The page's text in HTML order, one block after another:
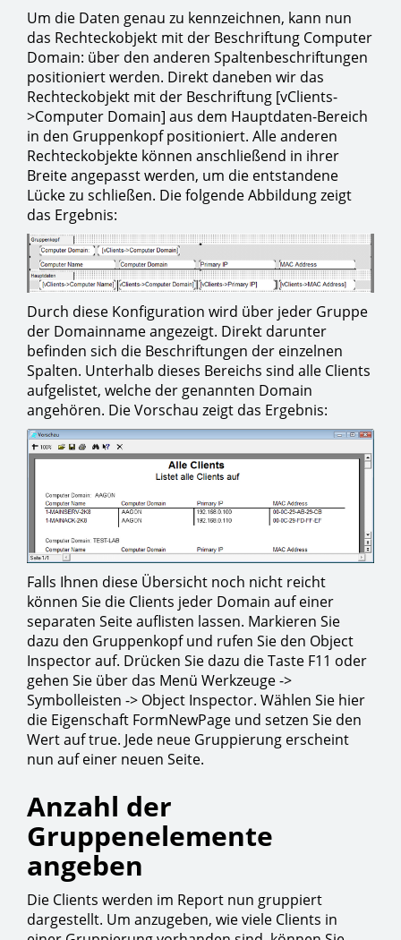
Um die Daten genau zu kennzeichnen, kann nun
das Rechteckobjekt mit der Beschriftung Computer
Domain: über den anderen Spaltenbeschriftungen
positioniert werden. Direkt daneben wir das
Rechteckobjekt mit der Beschriftung [vClients-
>Computer Domain] aus dem Hauptdaten-Bereich
in den Gruppenkopf positioniert. Alle anderen
Rechteckobjekte können anschließend in ihrer
Breite angepasst werden, um die entstandene
Lücke zu schließen. Die folgende Abbildung zeigt
das Ergebnis:
Durch diese Konfiguration wird über jeder Gruppe
der Domainname angezeigt. Direkt darunter
befinden sich die Beschriftungen der einzelnen
Spalten. Unterhalb dieses Bereichs sind alle Clients
aufgelistet, welche der genannten Domain
angehören. Die Vorschau zeigt das Ergebnis:
Falls Ihnen diese Übersicht noch nicht reicht
können Sie die Clients jeder Domain auf einer
separaten Seite auflisten lassen. Markieren Sie
dazu den Gruppenkopf und rufen Sie den Object
Inspector auf. Drücken Sie dazu die Taste F11 oder
gehen Sie über das Menü Werkzeuge ->
Symbolleisten -> Object Inspector. Wählen Sie hier
die Eigenschaft FormNewPage und setzen Sie den
Wert auf true. Jede neue Gruppierung erscheint
nun auf einer neuen Seite.
Anzahl der
Gruppenelemente
angeben
Die Clients werden im Report nun gruppiert
dargestellt. Um anzugeben, wie viele Clients in